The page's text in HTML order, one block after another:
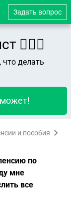
Задать вопрос
👨🏻‍⚖️
делать
и пособия
по
мне
все